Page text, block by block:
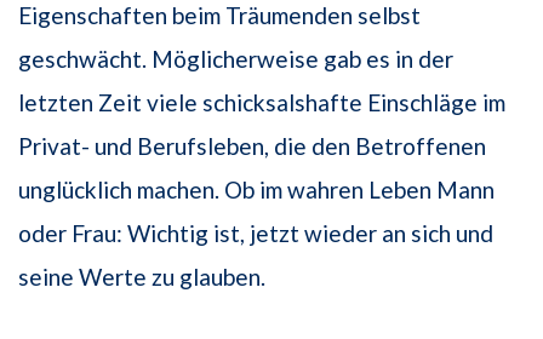
Eigenschaften beim Träumenden selbst
geschwächt. Möglicherweise gab es in der
letzten Zeit viele schicksalshafte Einschläge im
Privat- und Berufsleben, die den Betroffenen
unglücklich machen. Ob im wahren Leben Mann
oder Frau: Wichtig ist, jetzt wieder an sich und
seine Werte zu glauben.